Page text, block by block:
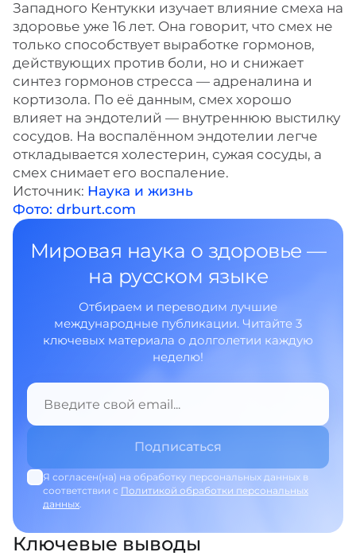
Западного Кентукки изучает влияние смеха на
здоровье уже 16 лет. Она говорит, что смех не
только способствует выработке гормонов,
действующих против боли, но и снижает
синтез гормонов стресса — адреналина и
кортизола. По её данным, смех хорошо
влияет на эндотелий — внутреннюю выстилку
сосудов. На воспалённом эндотелии легче
откладывается холестерин, сужая сосуды, а
смех снимает его воспаление.
Источник: Наука и жизнь
Фото: drburt.com
Мировая наука о здоровье —
на русском языке
Отбираем и переводим лучшие
международные публикации. Читайте 3
ключевых материала о долголетии каждую
неделю!
Я согласен(на) на обработку персональных данных в
соответствии с Политикой обработки персональных
данных.
Ключевые выводы